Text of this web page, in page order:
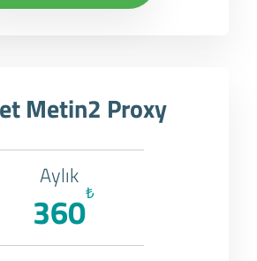
Metin2 Proxy
Aylık
₺
360